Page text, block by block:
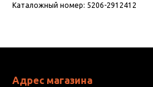
Каталожный номер: 5206-2912412
Адрес магазина